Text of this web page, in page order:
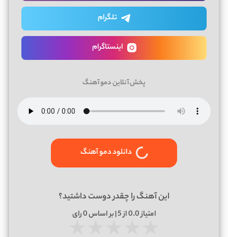
تلگرام
اینستاگرام
پخش آنلاین دمو آهنگ
دانلود دمو آهنگ
این آهنگ را چقدر دوست داشتید؟
امتیاز0.0از 5 | بر اساس 0رای